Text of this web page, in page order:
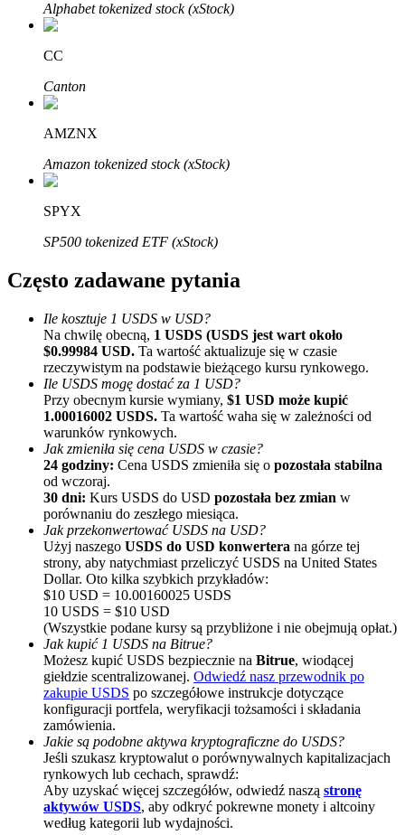
Aż do 65% prowizji!
Polecaj
Zaproś przyjaciela, aby otrzymać nagrody pieniężne
BTC Welcome Rewards
BTC Welcome Rewards
Deposit & Trade BTC to Share 25000 USDT prize pool!
Alphabet tokenized stock (xStock)
CC
Canton
AMZNX
Amazon tokenized stock (xStock)
SPYX
SP500 tokenized ETF (xStock)
Często zadawane pytania
Ile kosztuje 1 USDS w USD?
Na chwilę obecną, 1 USDS (USDS jest wart około
$0.99984 USD. Ta wartość aktualizuje się w czasie
rzeczywistym na podstawie bieżącego kursu rynkowego.
Ile USDS mogę dostać za 1 USD?
Przy obecnym kursie wymiany, $1 USD może kupić
1.00016002 USDS. Ta wartość waha się w zależności od
warunków rynkowych.
Jak zmieniła się cena USDS w czasie?
24 godziny: Cena USDS zmieniła się o pozostała stabilna
od wczoraj.
30 dni: Kurs USDS do USD pozostała bez zmian w
porównaniu do zeszłego miesiąca.
Jak przekonwertować USDS na USD?
Użyj naszego USDS do USD konwertera na górze tej
strony, aby natychmiast przeliczyć USDS na United States
Dollar. Oto kilka szybkich przykładów:
$10 USD = 10.00160025 USDS
10 USDS = $10 USD
(Wszystkie podane kursy są przybliżone i nie obejmują opłat.)
Jak kupić 1 USDS na Bitrue?
Możesz kupić USDS bezpiecznie na Bitrue, wiodącej
giełdzie scentralizowanej. Odwiedź nasz przewodnik po
zakupie USDS po szczegółowe instrukcje dotyczące
konfiguracji portfela, weryfikacji tożsamości i składania
zamówienia.
Jakie są podobne aktywa kryptograficzne do USDS?
Jeśli szukasz kryptowalut o porównywalnych kapitalizacjach
rynkowych lub cechach, sprawdź:
Aby uzyskać więcej szczegółów, odwiedź naszą stronę
aktywów USDS, aby odkryć pokrewne monety i altcoiny
według kategorii lub wydajności.